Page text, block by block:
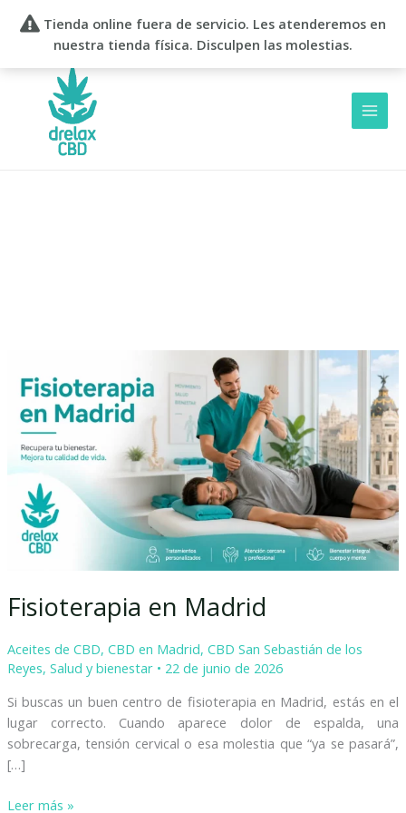
Tienda online fuera de servicio. Les atenderemos en
nuestra tienda física. Disculpen las molestias.
contenido
Fisioterapia en Madrid
Aceites de CBD, CBD en Madrid, CBD San Sebastián de los
Reyes, Salud y bienestar• 22 de junio de 2026
Si buscas un buen centro de fisioterapia en Madrid, estás en el
lugar correcto. Cuando aparece dolor de espalda, una
sobrecarga, tensión cervical o esa molestia que “ya se pasará”,
[…]
Madrid
Leer más »